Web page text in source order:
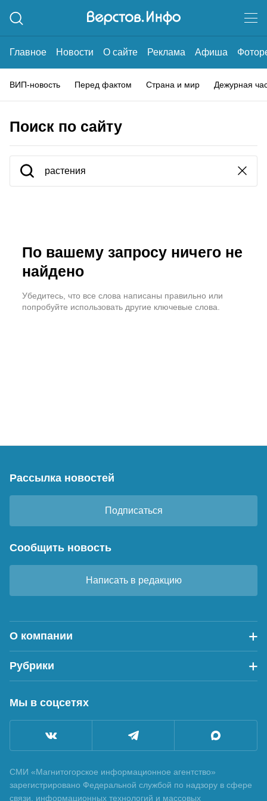
Главное Новости О сайте Реклама Афиша
ВИП-новость Перед фактом Страна и мир Дежурная
Поиск по сайту
По вашему запросу ничего не
найдено
Убедитесь, что все слова написаны правильно или
попробуйте использовать другие ключевые слова.
Рассылка новостей
Подписаться
Сообщить новость
Написать в редакцию
О компании
Рубрики
Мы в соцсетях
СМИ «Магнитогорское информационное агентство»
зарегистрировано Федеральной службой по надзору в сфере
связи, информационных технологий и массовых